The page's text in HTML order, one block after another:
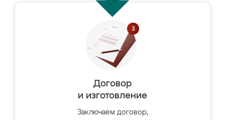
Договор
и изготовление
Заключаем договор,